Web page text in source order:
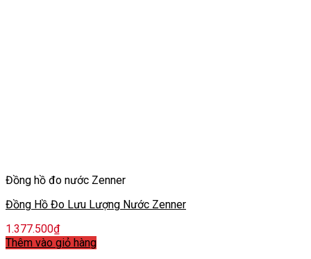
Đồng hồ đo nước Zenner
Đồng Hồ Đo Lưu Lượng Nước Zenner
1.377.500₫
Thêm vào giỏ hàng